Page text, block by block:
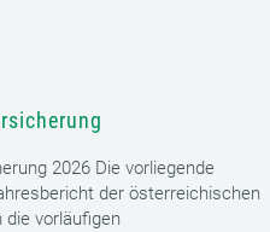
2026 Die vorliegende
der österreichischen
die vorläufigen